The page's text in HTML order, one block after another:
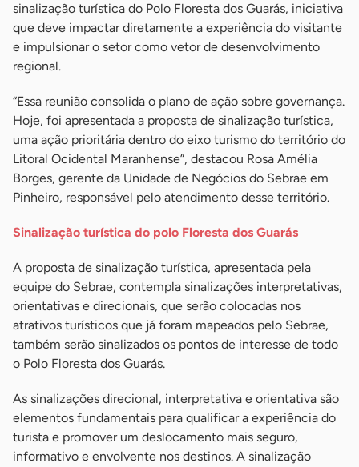
sinalização turística do Polo Floresta dos Guarás, iniciativa
que deve impactar diretamente a experiência do visitante
e impulsionar o setor como vetor de desenvolvimento
regional.
“Essa reunião consolida o plano de ação sobre governança.
Hoje, foi apresentada a proposta de sinalização turística,
uma ação prioritária dentro do eixo turismo do território do
Litoral Ocidental Maranhense”, destacou Rosa Amélia
Borges, gerente da Unidade de Negócios do Sebrae em
Pinheiro, responsável pelo atendimento desse território.
Sinalização turística do polo Floresta dos Guarás
A proposta de sinalização turística, apresentada pela
equipe do Sebrae, contempla sinalizações interpretativas,
orientativas e direcionais, que serão colocadas nos
atrativos turísticos que já foram mapeados pelo Sebrae,
também serão sinalizados os pontos de interesse de todo
o Polo Floresta dos Guarás.
As sinalizações direcional, interpretativa e orientativa são
elementos fundamentais para qualificar a experiência do
turista e promover um deslocamento mais seguro,
informativo e envolvente nos destinos. A sinalização